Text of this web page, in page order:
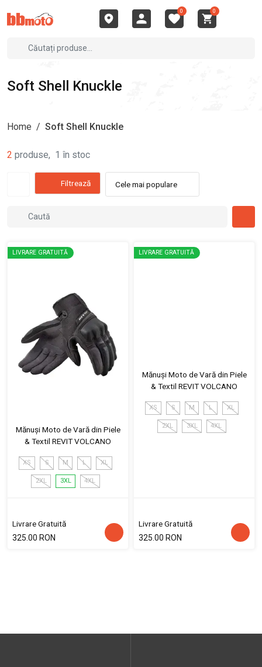
0 0
Soft Shell Knuckle
Home / Soft Shell Knuckle
2 produse, 1 în stoc
Filtrează Cele mai populare
LIVRARE GRATUITĂ
Mănuși Moto de Vară din Piele
& Textil REVIT VOLCANO
XS S M L XL
2XL 3XL 4XL
Livrare Gratuită
325.00 RON
LIVRARE GRATUITĂ
Mănuși Moto de Vară din Piele
& Textil REVIT VOLCANO
XS S M L XL
2XL 3XL 4XL
Livrare Gratuită
325.00 RON